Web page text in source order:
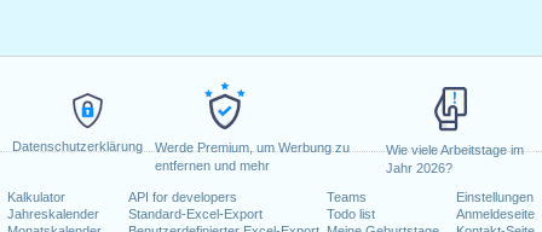
Datenschutzerklärung
Werde Premium, um Werbung zu
entfernen und mehr
Wie viele Arbeitstage im
Jahr 2026?
Kalkulator
Jahreskalender
API for developers
Standard-Excel-Export
Teams
Todo list
Einstellungen
Anmeldeseite